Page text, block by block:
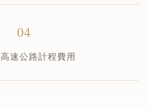
04
速公路計程費用